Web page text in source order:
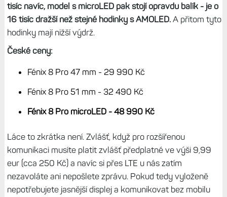
tisíc navíc, model s microLED pak stojí opravdu balík - je o
16 tisíc dražší než stejné hodinky s AMOLED. A přitom tyto
hodinky mají nižší výdrž.
České ceny:
Fénix 8 Pro 47 mm - 29 990 Kč
Fénix 8 Pro 51 mm - 32 490 Kč
Fénix 8 Pro microLED - 48 990 Kč
Láce to zkrátka není. Zvlášť, když pro rozšířenou
komunikaci musíte platit zvlášť předplatné ve výši 9,99
eur (cca 250 Kč) a navíc si přes LTE u nás zatím
nezavoláte ani nepošlete zprávu. Pokud tedy vyloženě
nepotřebujete jasnější displej a komunikovat bez mobilu